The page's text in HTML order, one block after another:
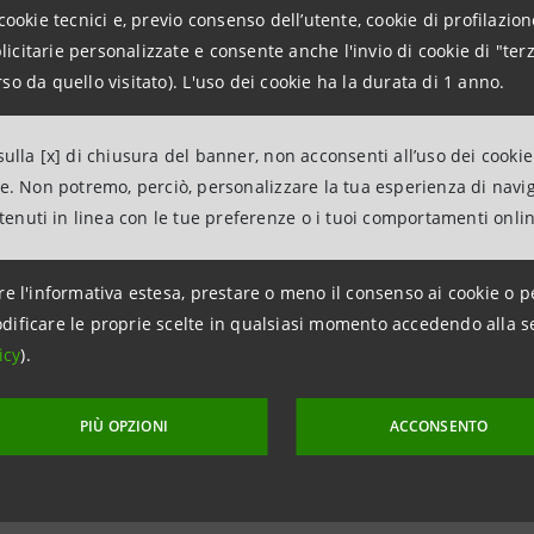
tecnici e, previo consenso dell’utente, cookie di
personalizzate e consente anche l'invio di cookie di
da quello visitato). L'uso dei cookie ha la durata di 1 anno.
[x] di chiusura del banner, non acconsenti all’uso dei
Non potremo, perciò, personalizzare la tua esperienza di
in linea con le tue preferenze o i tuoi comportamenti
l'informativa estesa, prestare o meno il consenso ai cookie o
le proprie scelte in qualsiasi momento accedendo alla
).
PIÙ OPZIONI ACCONSENTO
ciclistici internazionali e alla continua
all’estero, dove esporta l’80% della produzione.
e di alluminio, da corsa, mountain-bike, da
è dedicata per il 75% ai modelli da corsa e la restante
nuove opportunità di business internazionali –
di Intesa Sanpaolo
di successo. Voglio anche ricordare che oltre alle
di elevata qualità”.